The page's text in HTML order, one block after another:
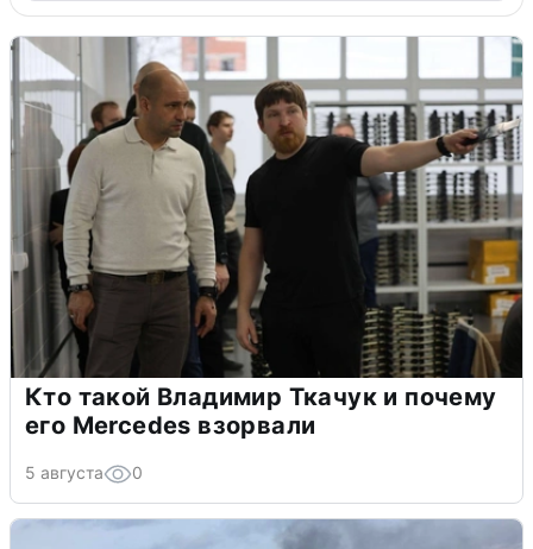
Кто такой Владимир Ткачук и почему
его Mercedes взорвали
5 августа 0